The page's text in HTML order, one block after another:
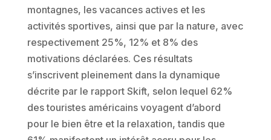
montagnes, les vacances actives et les
activités sportives, ainsi que par la nature, avec
respectivement 25%, 12% et 8% des
motivations déclarées. Ces résultats
s’inscrivent pleinement dans la dynamique
décrite par le rapport Skift, selon lequel 62%
des touristes américains voyagent d’abord
pour le bien être et la relaxation, tandis que